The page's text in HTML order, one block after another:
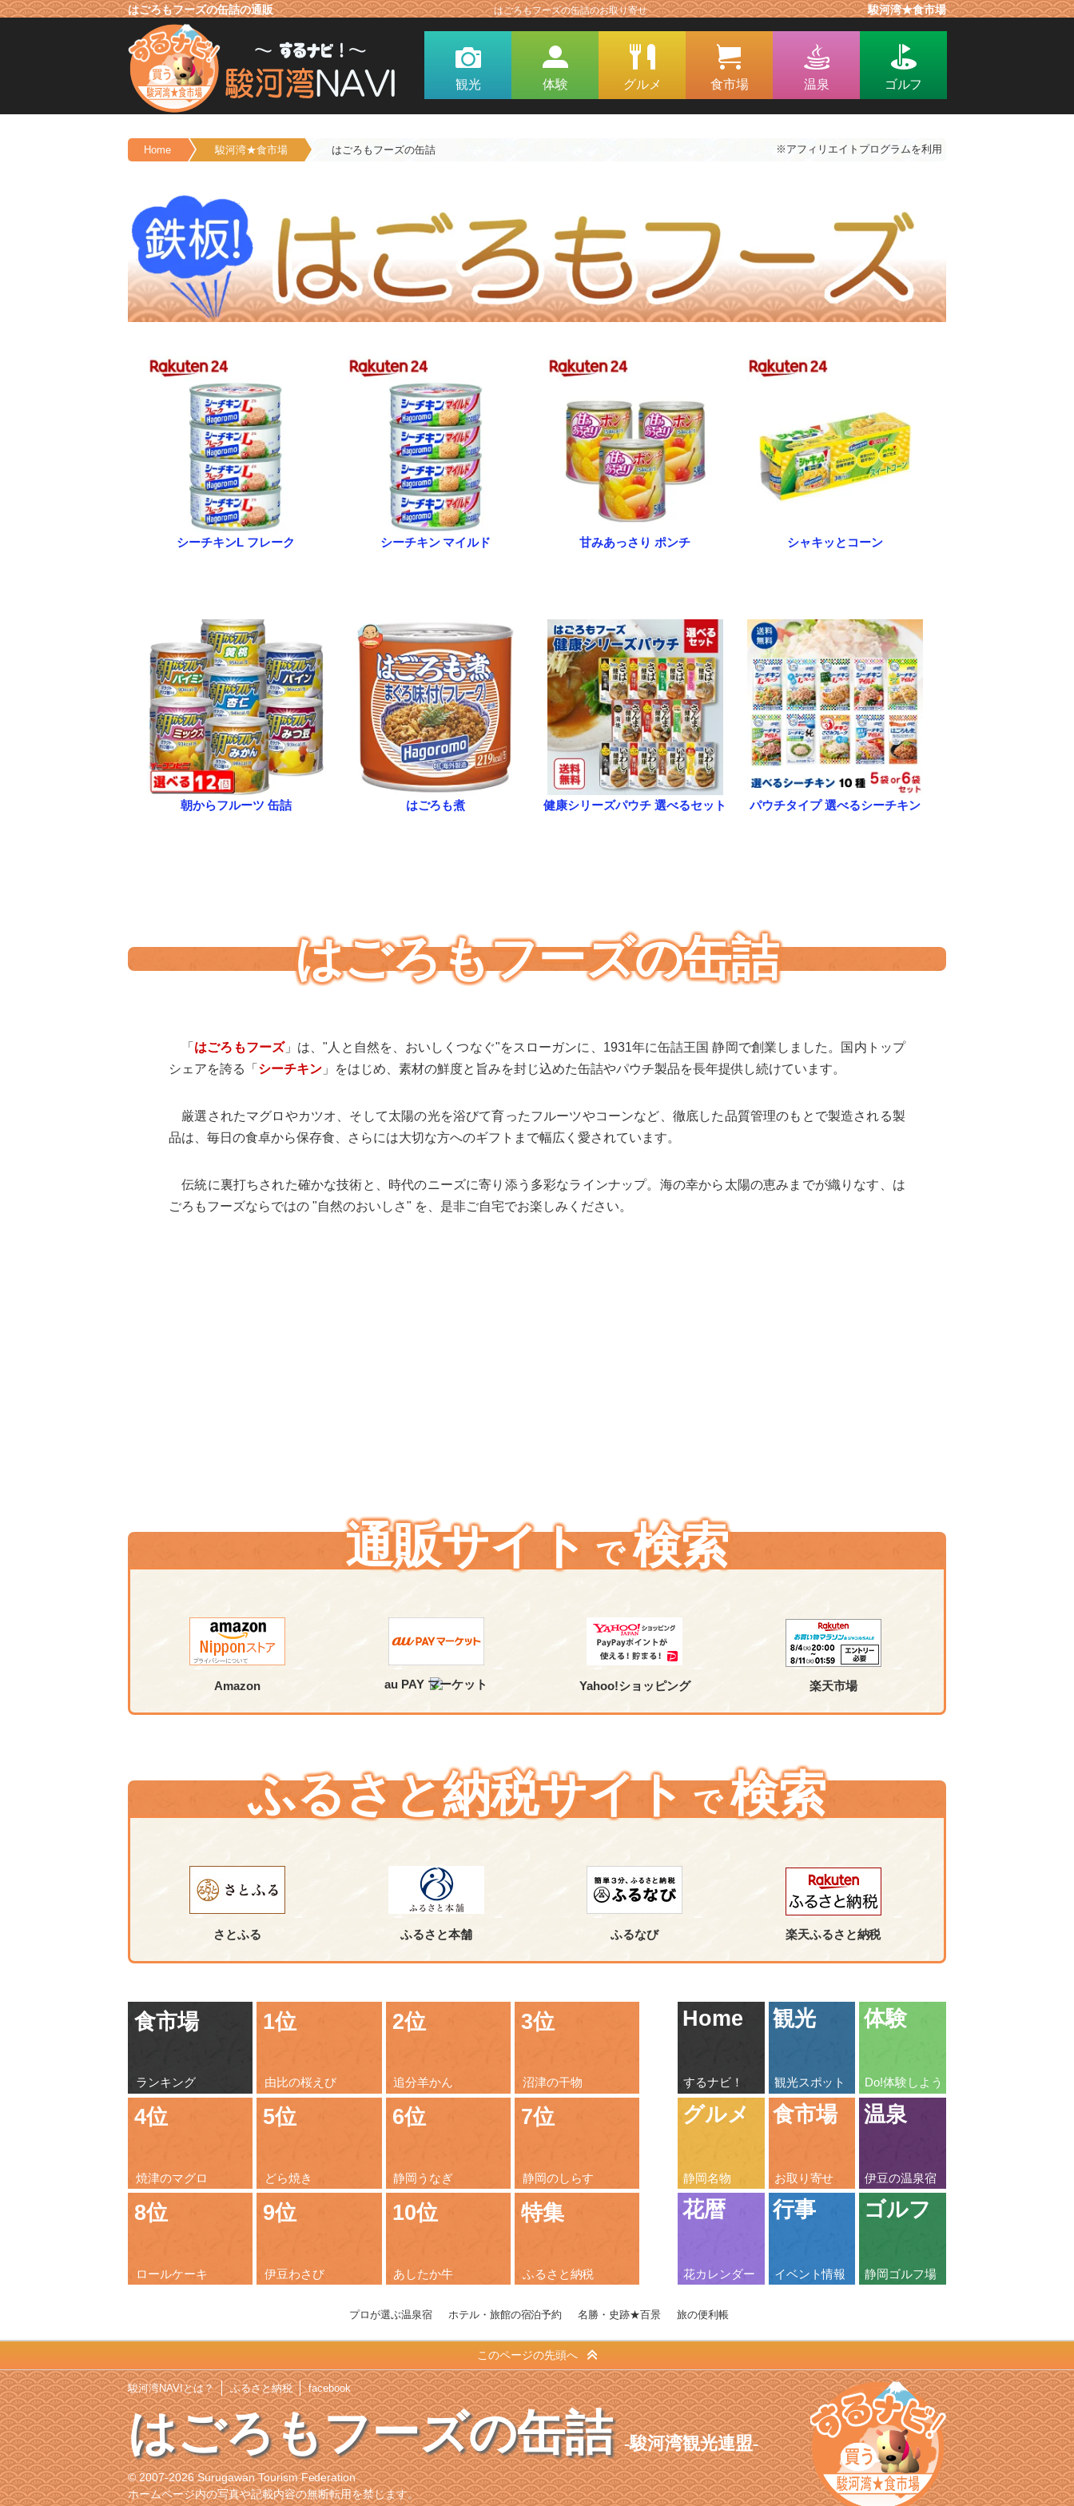
はごろもフーズの缶詰の通販 駿河湾★食市場
はごろもフーズの缶詰のお取り寄せ
観光 体験 グルメ 食市場 温泉 ゴルフ
Home 駿河湾★食市場 はごろもフーズの缶詰 ※アフィリエイトプログラムを利用
シーチキンL フレーク シーチキン マイルド 甘みあっさり ポンチ シャキッとコーン
朝からフルーツ 缶詰 はごろも煮 健康シリーズパウチ 選べるセット パウチタイプ 選べるシーチキン
はごろもフーズの缶詰
「 はごろもフーズ」は、"人と自然を、おいしくつなぐ"をスローガンに、1931年に缶詰王国 静岡で創業しました。国内トップ
シェアを誇る「 シーチキン 」をはじめ、素材の鮮度と旨みを封じ込めた缶詰やパウチ製品を長年提供し続けています。
厳選されたマグロやカツオ、そして太陽の光を浴びて育ったフルーツやコーンなど、徹底した品質管理のもとで製造される製
品は、毎日の食卓から保存食、さらには大切な方へのギフトまで幅広く愛されています。
伝統に裏打ちされた確かな技術と、時代のニーズに寄り添う多彩なラインナップ。海の幸から太陽の恵みまでが織りなす、は
ごろもフーズならではの "自然のおいしさ" を、是非ご自宅でお楽しみください。
通販サイト で検索
Amazon au PAY マーケット Yahoo!ショッピング 楽天市場
ふるさと納税サイト で検索
さとふる ふるさと本舗 ふるなび 楽天ふるさと納税
食市場
ランキング
1位
由比の桜えび
2位
追分羊かん
3位
沼津の干物
4位
焼津のマグロ
5位
どら焼き
6位
静岡うなぎ
7位
静岡のしらす
8位
ロールケーキ
9位
伊豆わさび
10位
あしたか牛
特集
ふるさと納税
Home
するナビ！
観光
観光スポット
体験
Do!体験しよう
グルメ
静岡名物
食市場
お取り寄せ
温泉
伊豆の温泉宿
花暦
花カレンダー
行事
イベント情報
ゴルフ
静岡ゴルフ場
プロが選ぶ温泉宿 ホテル・旅館の宿泊予約 名勝・史跡★百景 旅の便利帳
このページの先頭へ
駿河湾NAVIとは？ ふるさと納税 facebook
はごろもフーズの缶詰 駿河湾観光連盟
© 2007-2026 Surugawan Tourism Federation
ホームページ内の写真や記載内容の無断転用を禁じます。